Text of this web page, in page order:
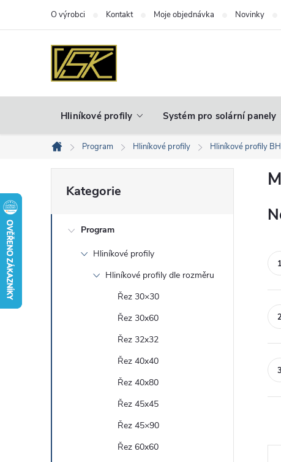
O výrobci Kontakt Moje objednávka Novinky
Hliníkové profily Systém pro solární panely
Domů
Program Hliníkové profily Hliníkové profily BH
o
kategorie
Kategorie
Program
Hliníkové profily
Hliníkové profily dle rozměru
Řez 30×30
Řez 30x60
Řez 32x32
Řez 40x40
Řez 40x80
Řez 45x45
Řez 45×90
Řez 60x60